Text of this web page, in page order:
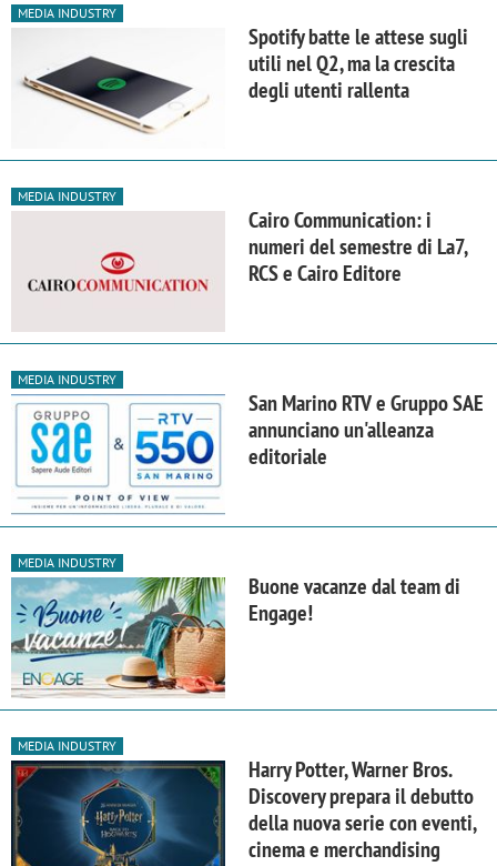
MEDIA INDUSTRY
Spotify batte le attese sugli
utili nel Q2, ma la crescita
degli utenti rallenta
MEDIA INDUSTRY
Cairo Communication: i
numeri del semestre di La7,
RCS e Cairo Editore
MEDIA INDUSTRY
San Marino RTV e Gruppo SAE
annunciano un'alleanza
editoriale
MEDIA INDUSTRY
Buone vacanze dal team di
Engage!
MEDIA INDUSTRY
Harry Potter, Warner Bros.
Discovery prepara il debutto
della nuova serie con eventi,
cinema e merchandising